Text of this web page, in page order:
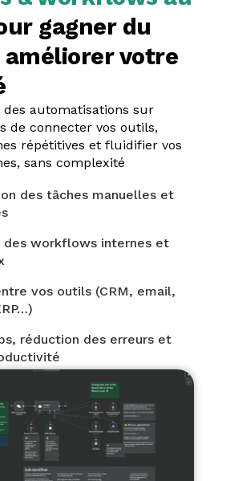
gagner du
votre
des automatisations sur
de connecter vos outils,
répétitives et fluidifier vos
sans complexité
des tâches manuelles et
des workflows internes et
vos outils (CRM, email,
réduction des erreurs et